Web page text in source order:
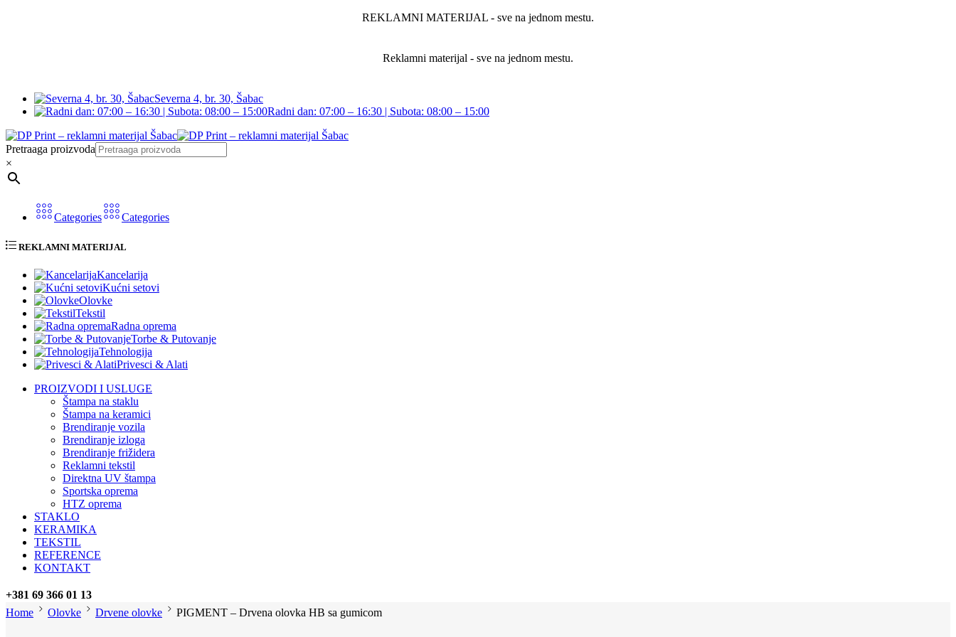
REKLAMNI MATERIJAL - sve na jednom mestu.
Reklamni materijal - sve na jednom mestu.
Severna 4, br. 30, Šabac
Radni dan: 07:00 – 16:30 | Subota: 08:00 – 15:00
Pretraaga proizvoda
×
Categories Categories
REKLAMNI MATERIJAL
Kancelarija
Kućni setovi
Olovke
Tekstil
Radna oprema
Torbe & Putovanje
Tehnologija
Privesci & Alati
PROIZVODI I USLUGE
Štampa na staklu
Štampa na keramici
Brendiranje vozila
Brendiranje izloga
Brendiranje frižidera
Reklamni tekstil
Direktna UV štampa
Sportska oprema
HTZ oprema
STAKLO
KERAMIKA
TEKSTIL
REFERENCE
KONTAKT
+381 69 366 01 13
Home
Olovke Drvene olovke PIGMENT – Drvena olovka HB sa gumicom